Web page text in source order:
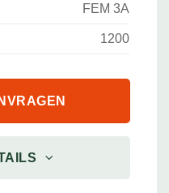
FEM 3A
1200